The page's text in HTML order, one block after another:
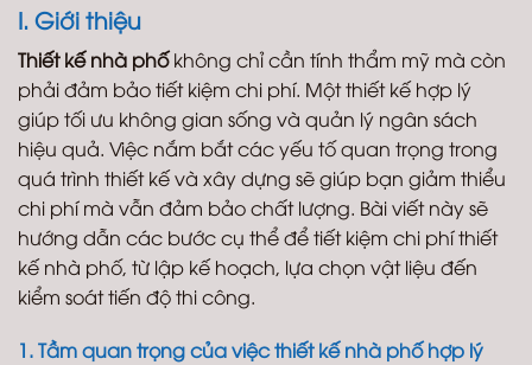
I. Giới thiệu
Thiết kế nhà phốkhông chỉ cần tính thẩm mỹ mà còn
phải đảm bảo tiết kiệm chi phí. Một thiết kế hợp lý
giúp tối ưu không gian sống và quản lý ngân sách
hiệu quả. Việc nắm bắt các yếu tố quan trọng trong
quá trình thiết kế và xây dựng sẽ giúp bạn giảm thiểu
chi phí mà vẫn đảm bảo chất lượng. Bài viết này sẽ
hướng dẫn các bước cụ thể để tiết kiệm chi phí thiết
kế nhà phố, từ lập kế hoạch, lựa chọn vật liệu đến
kiểm soát tiến độ thi công.
1. Tầm quan trọng của việc thiết kế nhà phố hợp lý